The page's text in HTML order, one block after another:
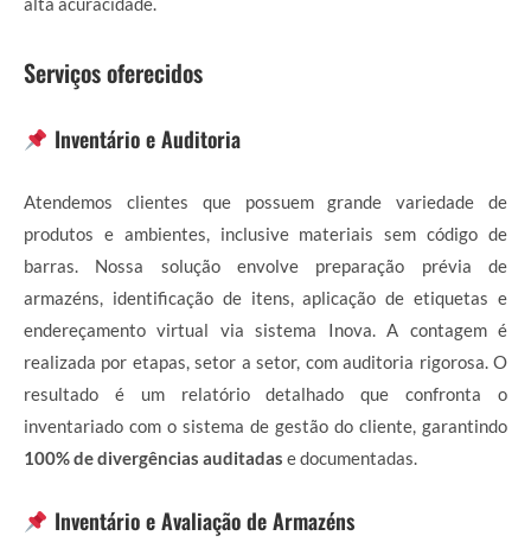
Serviços oferecidos
Inventário e Auditoria
Atendemos clientes que possuem grande variedade de
produtos e ambientes, inclusive materiais sem código de
barras. Nossa solução envolve preparação prévia de
armazéns, identificação de itens, aplicação de etiquetas e
endereçamento virtual via sistema Inova. A contagem é
realizada por etapas, setor a setor, com auditoria rigorosa. O
resultado é um relatório detalhado que confronta o
inventariado com o sistema de gestão do cliente, garantindo
100% de divergências auditadas e documentadas.
Inventário e Avaliação de Armazéns